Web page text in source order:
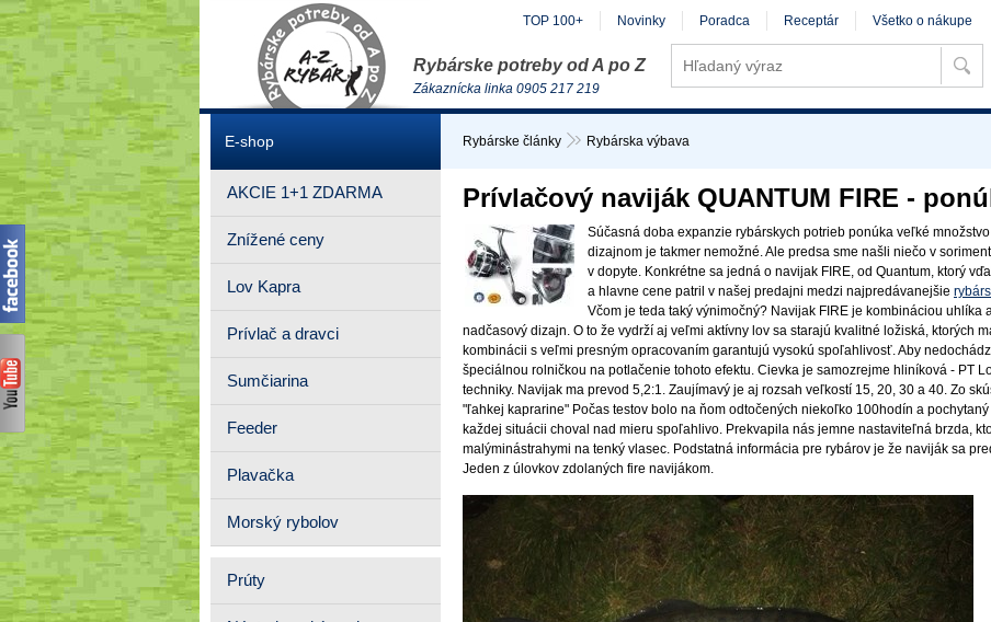
Rybárske potreby od A po Z
Zákaznícka linka 0905 217 219
Rybárske články Rybárska výbava
Prívlačový naviják QUANTUM FIRE -
Súčasná doba expanzie rybárskych potrieb ponúka veľké
dizajnom je takmer nemožné. Ale predsa sme našli niečo v
v dopyte. Konkrétne sa jedná o navijak FIRE, od Quantum, ktorý
a hlavne cene patril v našej predajni medzi najpredávanejšie
Včom je teda taký výnimočný? Navijak FIRE je kombináciou uhlíka
nadčasový dizajn. O to že vydrží aj veľmi aktívny lov sa starajú kvalitné ložiská, ktorých
kombinácii s veľmi presným opracovaním garantujú vysokú spoľahlivosť. Aby
špeciálnou rolničkou na potlačenie tohoto efektu. Cievka je samozrejme hliníková - PT
techniky. Navijak ma prevod 5,2:1. Zaujímavý je aj rozsah veľkostí 15, 20, 30 a 40. Zo
"ľahkej kaprarine" Počas testov bolo na ňom odtočených niekoľko 100hodín a
každej situácii choval nad mieru spoľahlivo. Prekvapila nás jemne nastaviteľná brzda,
malýminástrahymi na tenký vlasec. Podstatná informácia pre rybárov je že naviják sa
Jeden z úlovkov zdolaných fire navijákom.
E-shop
AKCIE 1+1 ZDARMA
Znížené ceny
Lov Kapra
Prívlač a dravci
Sumčiarina
Feeder
Plavačka
Morský rybolov
Prúty
TOP 100+ Novinky Poradca Receptár Všetko o nákupe